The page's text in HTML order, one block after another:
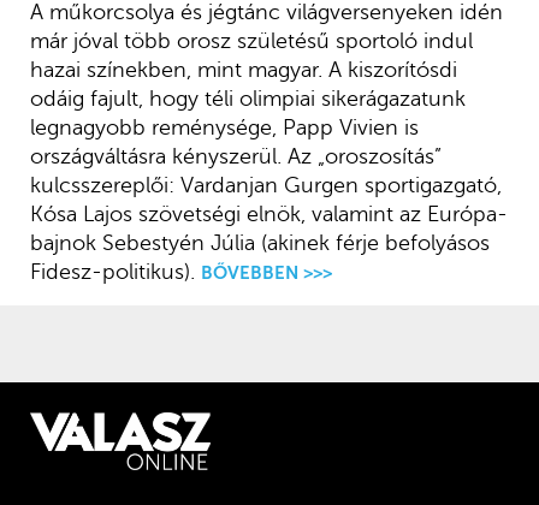
A műkorcsolya és jégtánc világversenyeken idén
már jóval több orosz születésű sportoló indul
hazai színekben, mint magyar. A kiszorítósdi
odáig fajult, hogy téli olimpiai sikerágazatunk
legnagyobb reménysége, Papp Vivien is
országváltásra kényszerül. Az „oroszosítás”
kulcsszereplői: Vardanjan Gurgen sportigazgató,
Kósa Lajos szövetségi elnök, valamint az Európa-
bajnok Sebestyén Júlia (akinek férje befolyásos
Fidesz-politikus). BŐVEBBEN >>>